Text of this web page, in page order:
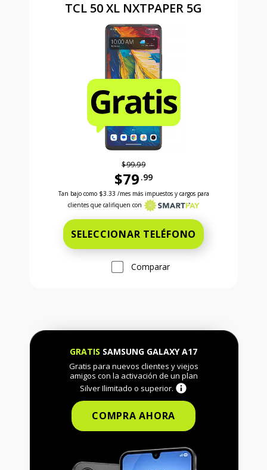
TCL 50 XL NXTPAPER 5G
$99.99
$79 .99
Antes el precio era 99 dollars and 99 cents Ahora
Tan bajo como $3.33 /mes más impuestos y cargos para
clientes que califiquen con
SELECCIONAR TELÉFONO
Comparar
GRATIS SAMSUNG GALAXY A17
Gratis para nuevos clientes y viejos
amigos con la activación de un plan
Silver Ilimitado o superior.
COMPRA AHORA